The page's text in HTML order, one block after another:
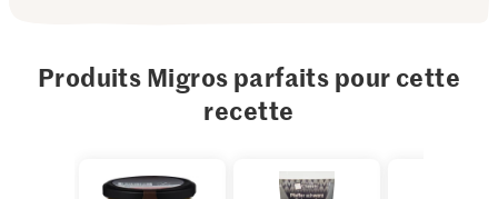
Produits Migros parfaits pour cette
recette